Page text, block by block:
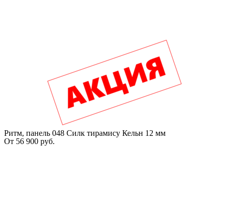
Ритм, панель 048 Силк тирамису Кельн 12 мм
От 56 900 руб.